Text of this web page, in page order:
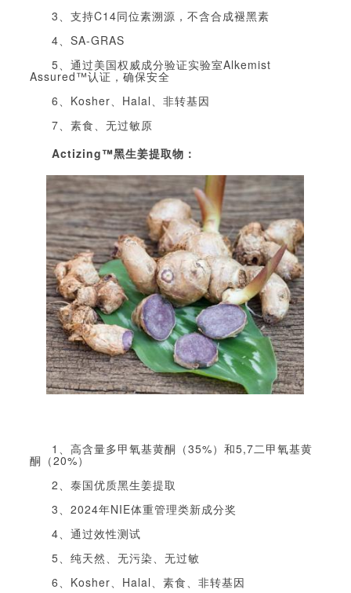
3、支持C14同位素溯源，不含合成褪黑素
4、SA-GRAS
5、通过美国权威成分验证实验室Alkemist
Assured™认证，确保安全
6、Kosher、Halal、非转基因
7、素食、无过敏原
Actizing™黑生姜提取物：
1、高含量多甲氧基黄酮（35%）和5,7二甲氧基黄
酮（20%）
2、泰国优质黑生姜提取
3、2024年NIE体重管理类新成分奖
4、通过效性测试
5、纯天然、无污染、无过敏
6、Kosher、Halal、素食、非转基因